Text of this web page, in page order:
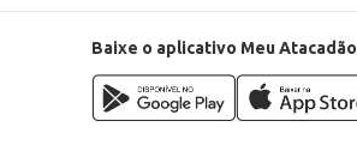
Baixe o aplicativo Meu Atacadão